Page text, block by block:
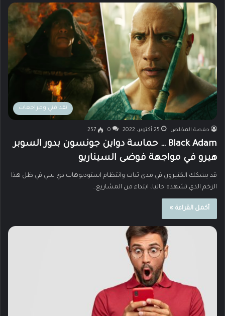
نقد فني ومراجعات
حفصة المخلص 25 أكتوبر، 2022 0
257
Black Adam … حماسة دواين جونسون بدور السوبر
هيرو في مواجهة فوضى السيناريو
قد يشكك الكثيرون في مدى ثبات وانتظام استوديوهات دي سي في ظل هذا
الزخم الذي تشهده حاليا، ابتداء من المشاريع…
أكمل القراءة »